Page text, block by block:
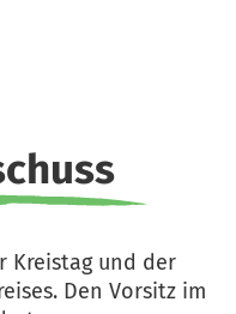
Kreistag und der
Den Vorsitz im